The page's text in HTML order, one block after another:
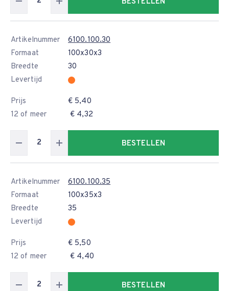
Artikelnummer
6100.100.30
Formaat
100x30x3
Breedte
30
Levertijd
Prijs
€ 5,40
12 of meer
€ 4,32
BESTELLEN
Artikelnummer
6100.100.35
Formaat
100x35x3
Breedte
35
Levertijd
Prijs
€ 5,50
12 of meer
€ 4,40
BESTELLEN